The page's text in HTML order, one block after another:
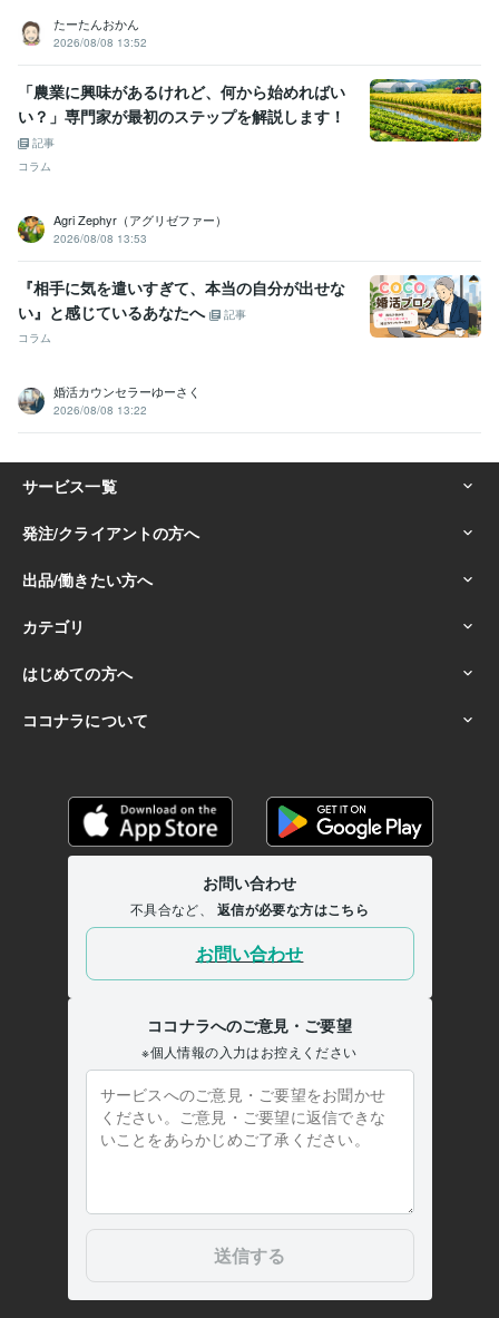
たーたんおかん
2026/08/08 13:52
「農業に興味があるけれど、何から始めればい
い？」専門家が最初のステップを解説します！
記事
コラム
Agri Zephyr（アグリゼファー）
2026/08/08 13:53
『相手に気を遣いすぎて、本当の自分が出せな
い』と感じているあなたへ
記事
コラム
婚活カウンセラーゆーさく
2026/08/08 13:22